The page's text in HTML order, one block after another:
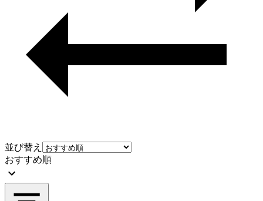
並び替え
おすすめ順